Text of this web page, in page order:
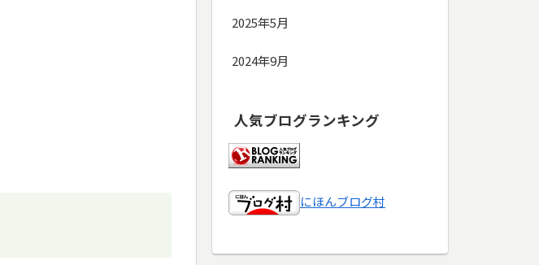
2025年5月
2024年9月
人気ブログランキング
にほんブログ村